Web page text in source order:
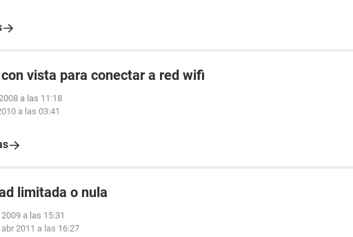
vista para conectar a red wifi
a las 11:18
a las 03:41
limitada o nula
a las 15:31
2011 a las 16:27